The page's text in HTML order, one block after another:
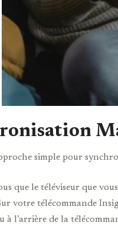
simple pour
que le téléviseur que
votre télécommande
à l’arrière de la